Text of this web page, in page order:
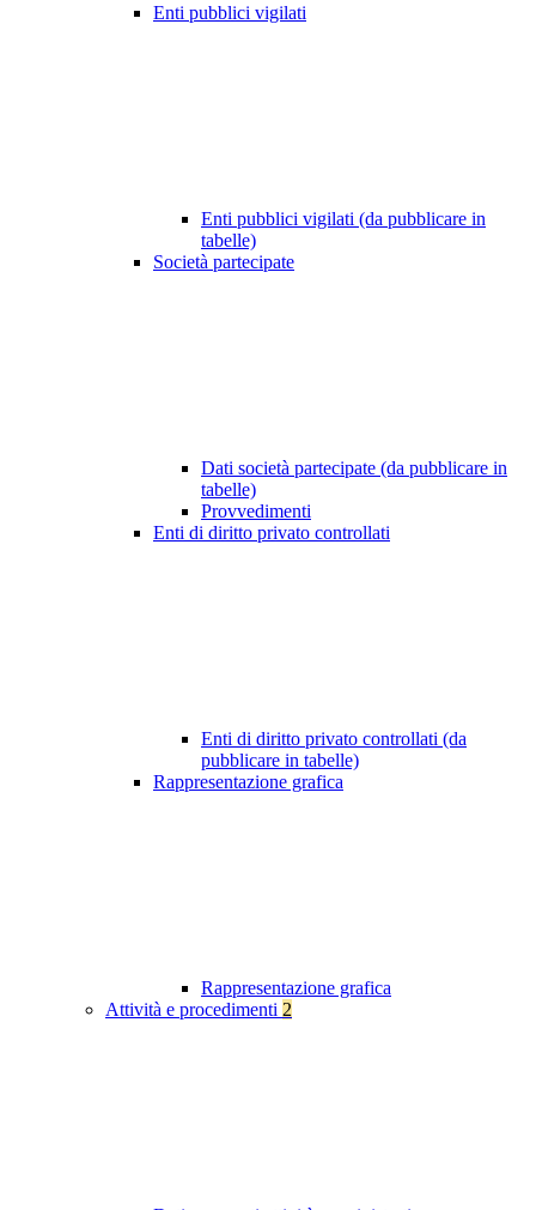
Enti pubblici vigilati
Enti pubblici vigilati (da pubblicare in
tabelle)
Società partecipate
Dati società partecipate (da pubblicare in
tabelle)
Provvedimenti
Enti di diritto privato controllati
Enti di diritto privato controllati (da
pubblicare in tabelle)
Rappresentazione grafica
Rappresentazione grafica
Attività e procedimenti 2